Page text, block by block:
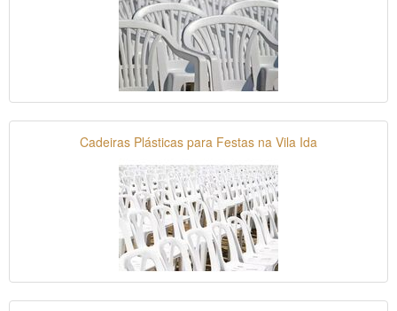
Cadeiras Plásticas para Festas na Vila Ida